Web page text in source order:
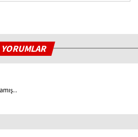
YORUMLAR